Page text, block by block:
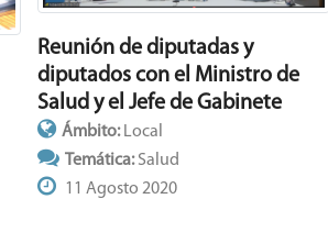
Reunión de diputadas y
diputados con el Ministro de
Salud y el Jefe de Gabinete
Ámbito:Local
Temática:Salud
11 Agosto 2020